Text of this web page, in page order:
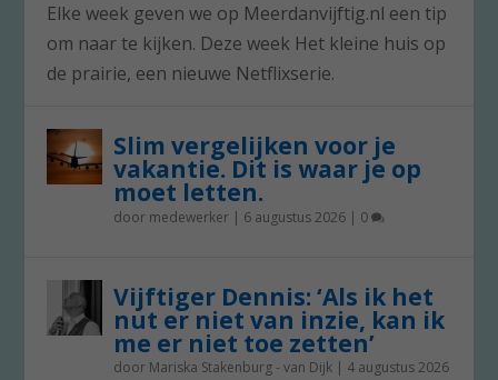
Elke week geven we op Meerdanvijftig.nl een tip
om naar te kijken. Deze week Het kleine huis op
de prairie, een nieuwe Netflixserie.
Slim vergelijken voor je
vakantie. Dit is waar je op
moet letten.
door medewerker | 6 augustus 2026 | 0
Vijftiger Dennis: ‘Als ik het
nut er niet van inzie, kan ik
me er niet toe zetten’
door Mariska Stakenburg - van Dijk | 4 augustus 2026